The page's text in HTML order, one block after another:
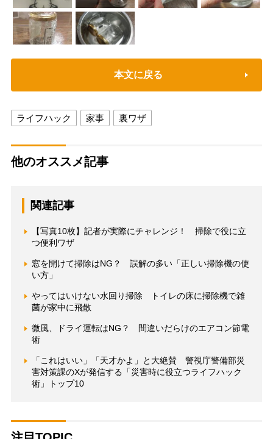
本文に戻る
ライフハック 家事 裏ワザ
他のオススメ記事
関連記事
【写真10枚】記者が実際にチャレンジ！ 掃除で役に立
つ便利ワザ
窓を開けて掃除はNG？ 誤解の多い「正しい掃除機の使
い方」
やってはいけない水回り掃除 トイレの床に掃除機で雑
菌が家中に飛散
微風、ドライ運転はNG？ 間違いだらけのエアコン節電
術
「これはいい」「天才かよ」と大絶賛 警視庁警備部災
害対策課のXが発信する「災害時に役立つライフハック
術」トップ10